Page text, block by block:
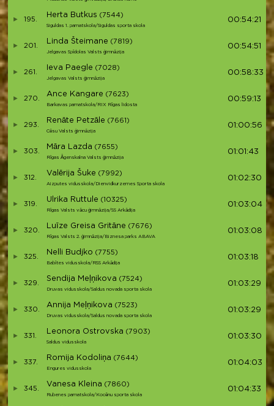
195.
Herta Butkus (7544)
Siguldas 1. pamatskola/Siguldas sporta skola
00:54:21
201.
Linda Šteimane (7819)
Jelgavas Spīdolas Valsts ģimnāzija
00:54:51
261.
Ieva Paegle (7028)
Jelgavas Valsts ģimnāzija
00:58:33
270.
Ance Kangare (7623)
Barkavas pamatskola/RIX Rīgas lidosta
00:59:13
293.
Renāte Petzāle (7661)
Cēsu Valsts ģimnāzija
01:00:56
303.
Māra Lazda (7655)
Rīgas Āgenskalna Valsts ģimnāzija
01:01:43
312.
Valērija Šuke (7992)
Aizputes vidusskola/Dienvidkurzemes Sporta skola
01:02:30
319.
Ulrika Ruttule (10325)
Rīgas Valsts vācu ģimnāzija/SS Arkādija
01:03:04
320.
Luīze Greisa Gritāne (7676)
Rīgas Valsts 2. ģimnāzija/Biznesa parks ABAVA
01:03:08
325.
Nelli Budjko (7755)
Babītes vidusskola/RSS Arkādija
01:03:18
329.
Sendija Meļņikova (7524)
Druvas vidusskola/Saldus novada sporta skola
01:03:29
330.
Annija Meļņikova (7523)
Druvas vidusskola/Saldus novada sporta skola
01:03:29
331.
Leonora Ostrovska (7903)
Saldus vidusskola
01:03:30
337.
Romija Kodoliņa (7644)
Engures vidusskola
01:04:03
345.
Vanesa Kleina (7860)
Rubenes pamatskola/Kocēnu sporta skola
01:04:33